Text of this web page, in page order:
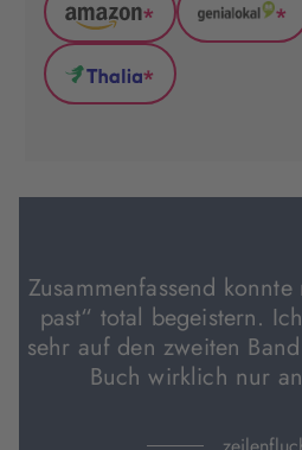
Amazon
(wird
in
neuem
* *
Thalia
Tab
*
Zusammenfassend
past“ total begeistern.
sehr auf den zweiten
Buch wirklich nur